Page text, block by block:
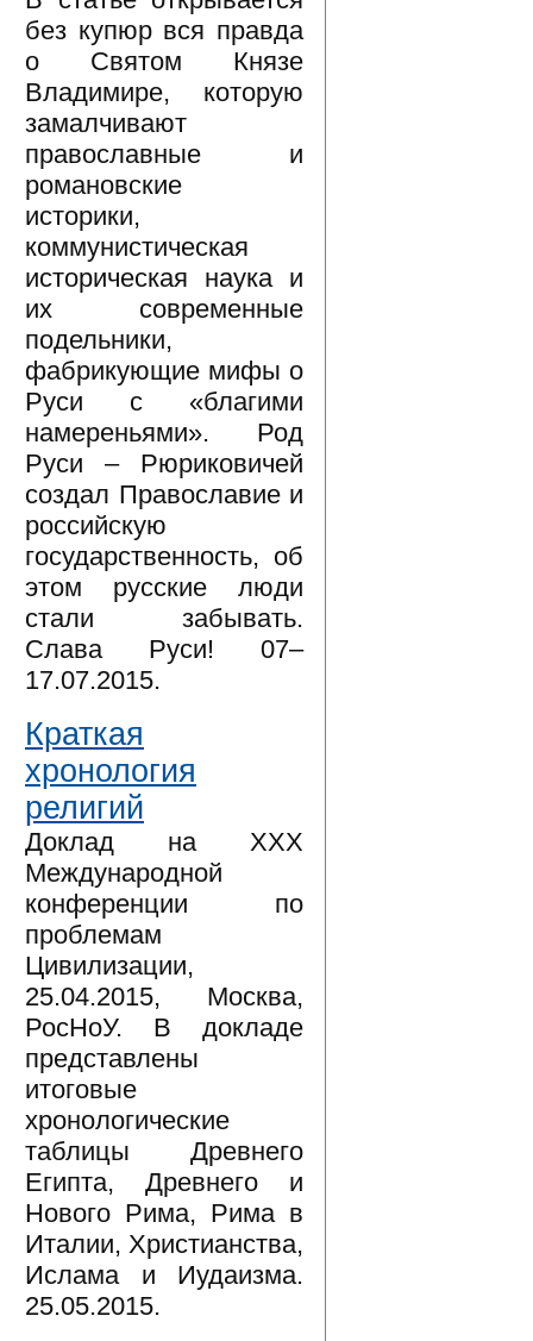
без купюр вся правда
о Святом Князе
Владимире, которую
замалчивают
православные и
романовские
историки,
коммунистическая
историческая наука и
их современные
подельники,
фабрикующие мифы о
Руси с «благими
намереньями». Род
Руси – Рюриковичей
создал Православие и
российскую
государственность, об
этом русские люди
стали забывать.
Слава Руси! 07–
17.07.2015.
Краткая
хронология
религий
Доклад на XXX
Международной
конференции по
проблемам
Цивилизации,
25.04.2015, Москва,
РосНоУ. В докладе
представлены
итоговые
хронологические
таблицы Древнего
Египта, Древнего и
Нового Рима, Рима в
Италии, Христианства,
Ислама и Иудаизма.
25.05.2015.